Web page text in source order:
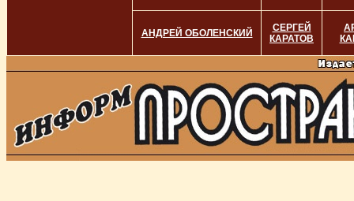
АНДРЕЙ ОБОЛЕНСКИЙ
СЕРГЕЙ
КАРАТОВ